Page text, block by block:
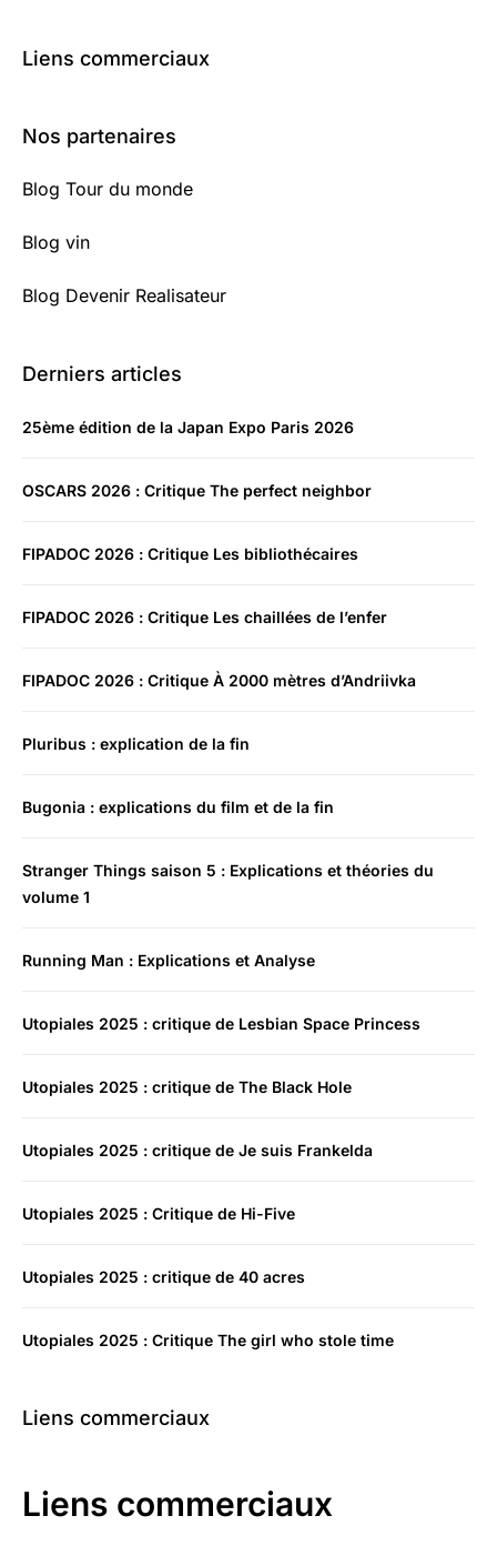
Liens commerciaux
Nos partenaires
Blog Tour du monde
Blog vin
Blog Devenir Realisateur
Derniers articles
25ème édition de la Japan Expo Paris 2026
OSCARS 2026 : Critique The perfect neighbor
FIPADOC 2026 : Critique Les bibliothécaires
FIPADOC 2026 : Critique Les chaillées de l’enfer
FIPADOC 2026 : Critique À 2000 mètres d’Andriivka
Pluribus : explication de la fin
Bugonia : explications du film et de la fin
Stranger Things saison 5 : Explications et théories du
volume 1
Running Man : Explications et Analyse
Utopiales 2025 : critique de Lesbian Space Princess
Utopiales 2025 : critique de The Black Hole
Utopiales 2025 : critique de Je suis Frankelda
Utopiales 2025 : Critique de Hi-Five
Utopiales 2025 : critique de 40 acres
Utopiales 2025 : Critique The girl who stole time
Liens commerciaux
Liens commerciaux